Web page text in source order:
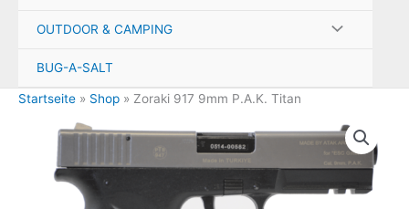
OUTDOOR & CAMPING
BUG-A-SALT
Startseite » Shop » Zoraki 917 9mm P.A.K. Titan